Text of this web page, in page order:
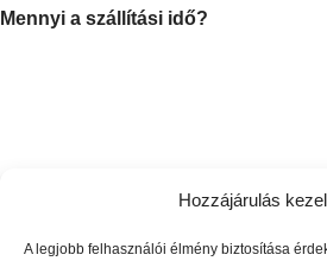
Hozzájárulás
A legjobb felhasználói élmény biztosítása
Mennyi a szállítási idő?
Nem tetszik a termék.
Hibás, sérült, nem megfelelő